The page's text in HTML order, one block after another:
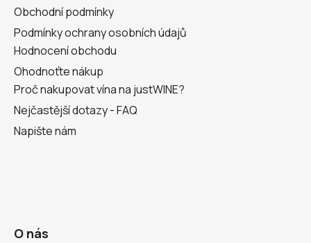
Obchodní podmínky
Podmínky ochrany osobních údajů
Hodnocení obchodu
Ohodnoťte nákup
Proč nakupovat vína na justWINE?
Nejčastější dotazy - FAQ
Napište nám
O nás